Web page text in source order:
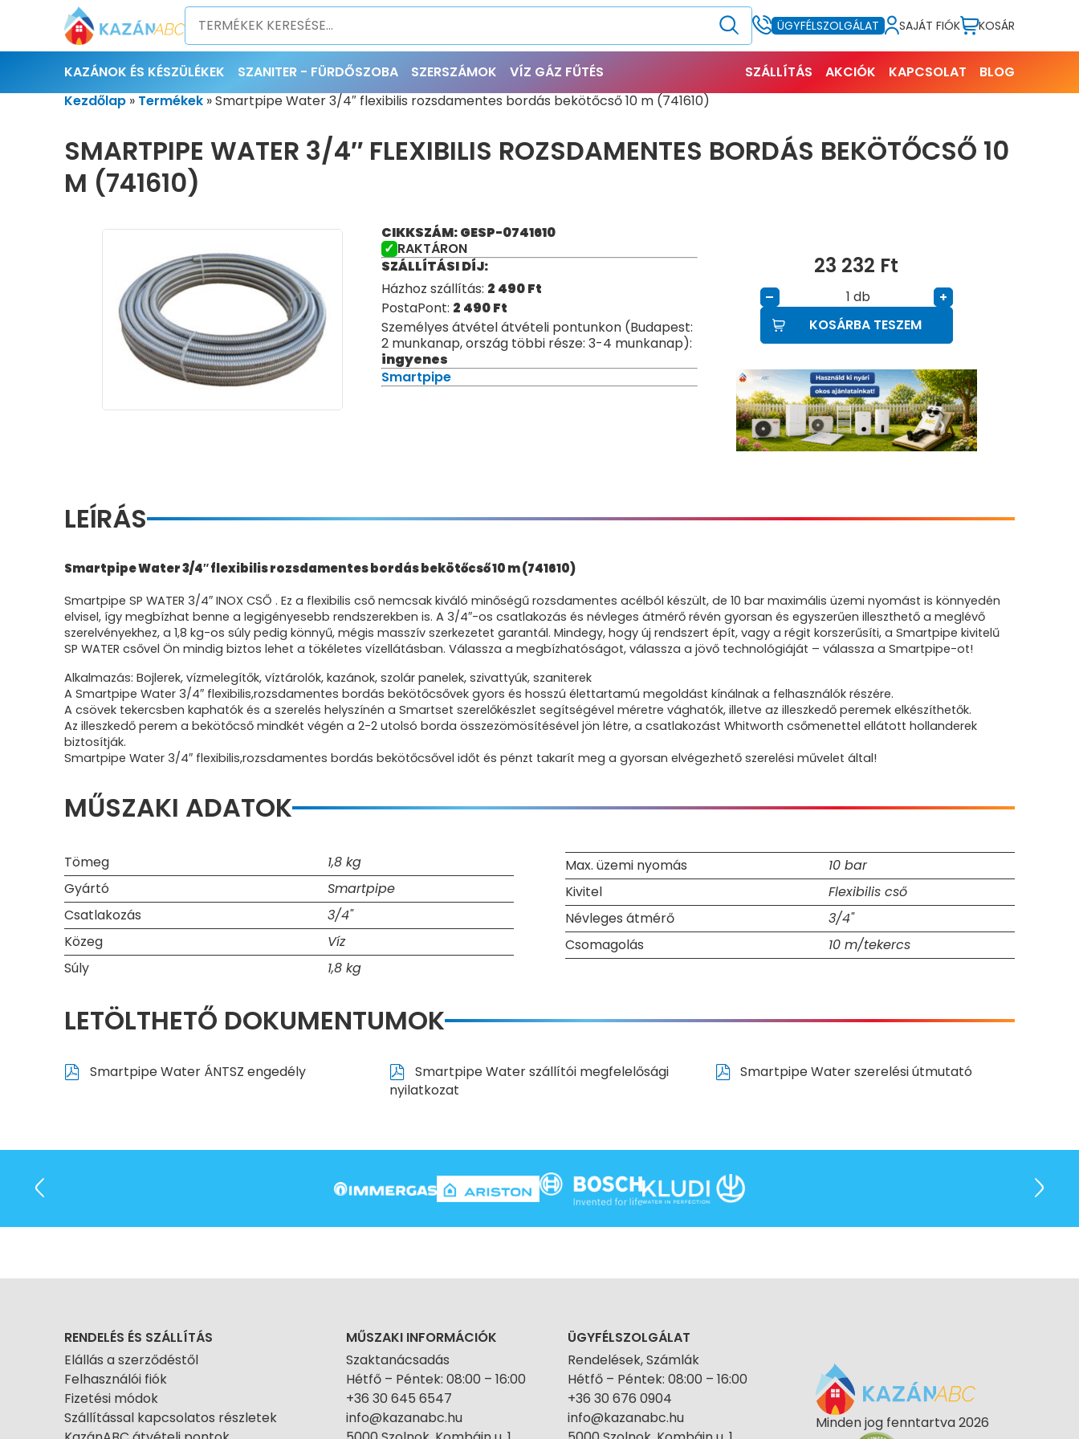
ÜGYFÉLSZOLGÁLAT SAJÁT FIÓK KOSÁR
KAZÁNOK ÉS KÉSZÜLÉKEK SZANITER - FÜRDŐSZOBA SZERSZÁMOK VÍZ GÁZ FŰTÉS SZÁLLÍTÁS AKCIÓK KAPCSOLAT
BLOG
Kezdőlap » Termékek »Smartpipe Water 3/4″ flexibilis rozsdamentes bordás bekötőcső 10 m (741610)
SMARTPIPE WATER 3/4″ FLEXIBILIS ROZSDAMENTES BORDÁS BEKÖTŐCSŐ 10
M (741610)
CIKKSZÁM: GESP-0741610
RAKTÁRON
SZÁLLÍTÁSI DÍJ:
Házhoz szállítás: 2 490Ft
PostaPont: 2 490Ft
Személyes átvétel átvételi pontunkon (Budapest:
2 munkanap, ország többi része: 3-4 munkanap):
ingyenes
Smartpipe
23 232 Ft
– db
+
KOSÁRBA TESZEM
LEÍRÁS
Smartpipe Water 3/4″ flexibilis rozsdamentes bordás bekötőcső 10 m (741610)
Smartpipe SP WATER 3/4″ INOX CSŐ . Ez a flexibilis cső nemcsak kiváló minőségű rozsdamentes acélból készült, de 10 bar maximális üzemi nyomást is könnyedén
elvisel, így megbízhat benne a legigényesebb rendszerekben is. A 3/4″-os csatlakozás és névleges átmérő révén gyorsan és egyszerűen illeszthető a meglévő
szerelvényekhez, a 1,8 kg-os súly pedig könnyű, mégis masszív szerkezetet garantál. Mindegy, hogy új rendszert épít, vagy a régit korszerűsíti, a Smartpipe kivitelű
SP WATER csővel Ön mindig biztos lehet a tökéletes vízellátásban. Válassza a megbízhatóságot, válassza a jövő technológiáját – válassza a Smartpipe-ot!
Alkalmazás: Bojlerek, vízmelegítők, víztárolók, kazánok, szolár panelek, szivattyúk, szaniterek
A Smartpipe Water 3/4″ flexibilis,rozsdamentes bordás bekötőcsővek gyors és hosszú élettartamú megoldást kínálnak a felhasználók részére.
A csövek tekercsben kaphatók és a szerelés helyszínén a Smartset szerelőkészlet segítségével méretre vághatók, illetve az illeszkedő peremek elkészíthetők.
Az illeszkedő perem a bekötőcső mindkét végén a 2-2 utolsó borda összezömösítésével jön létre, a csatlakozást Whitworth csőmenettel ellátott hollanderek
biztosítják.
Smartpipe Water 3/4″ flexibilis,rozsdamentes bordás bekötőcsővel időt és pénzt takarít meg a gyorsan elvégezhető szerelési művelet által!
MŰSZAKI ADATOK
Tömeg
1,8 kg
Gyártó
Smartpipe
Csatlakozás
3/4"
Közeg
Víz
Súly
1,8 kg
Max. üzemi nyomás
10 bar
Kivitel
Flexibilis cső
Névleges átmérő
3/4"
Csomagolás
10 m/tekercs
LETÖLTHETŐ DOKUMENTUMOK
Smartpipe Water ÁNTSZ engedély
Smartpipe Water szállítói megfelelősági
nyilatkozat
Smartpipe Water szerelési útmutató
RENDELÉS ÉS SZÁLLÍTÁS
Elállás a szerződéstől
Felhasználói fiók
Fizetési módok
Szállítással kapcsolatos részletek
MŰSZAKI INFORMÁCIÓK
Szaktanácsadás
Hétfő – Péntek: 08:00 – 16:00
+36 30 645 6547
info@kazanabc.hu
ÜGYFÉLSZOLGÁLAT
Rendelések, Számlák
Hétfő – Péntek: 08:00 – 16:00
+36 30 676 0904
info@kazanabc.hu
Minden jog fenntartva 2026